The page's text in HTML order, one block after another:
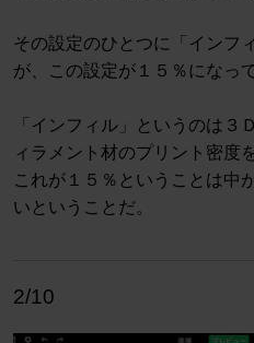
その設定のひとつに「インフ
が、この設定が１５％になっ
「インフィル」というのは３
ィラメント材のプリント密度
これが１５％ということは中
いということだ。
2/10